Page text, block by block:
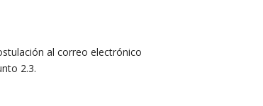
al correo electrónico
2.3.